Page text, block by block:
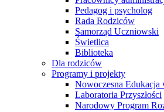
Pedagog i psycholog
Rada Rodziców
Samorząd Uczniowski
Świetlica
Biblioteka
Dla rodziców
Programy i projekty
Nowoczesna Edukacja
Laboratoria Przyszłości
Narodowy Program